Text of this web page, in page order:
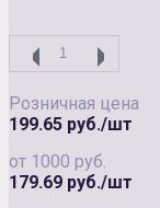
Розничная цена
199.65 руб./шт
от 1000 руб.
179.69 руб./шт